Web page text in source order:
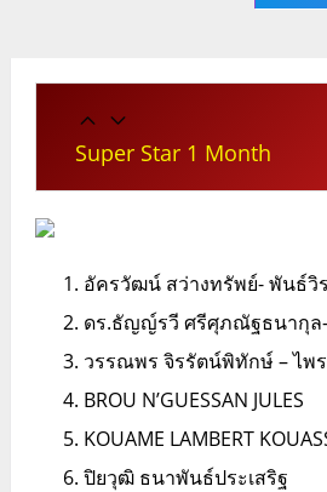
Super Star 1 Month
อัครวัฒน์ สว่างทรัพย์- พันธ์วิ
ดร.ธัญญ์รวี ศรีศุภณัฐธนากุ
วรรณพร จิรรัตน์พิทักษ์ – ไพ
BROU N’GUESSAN JULES
KOUAME LAMBERT
ปิยวุฒิ ธนาพันธ์ประเสริฐ